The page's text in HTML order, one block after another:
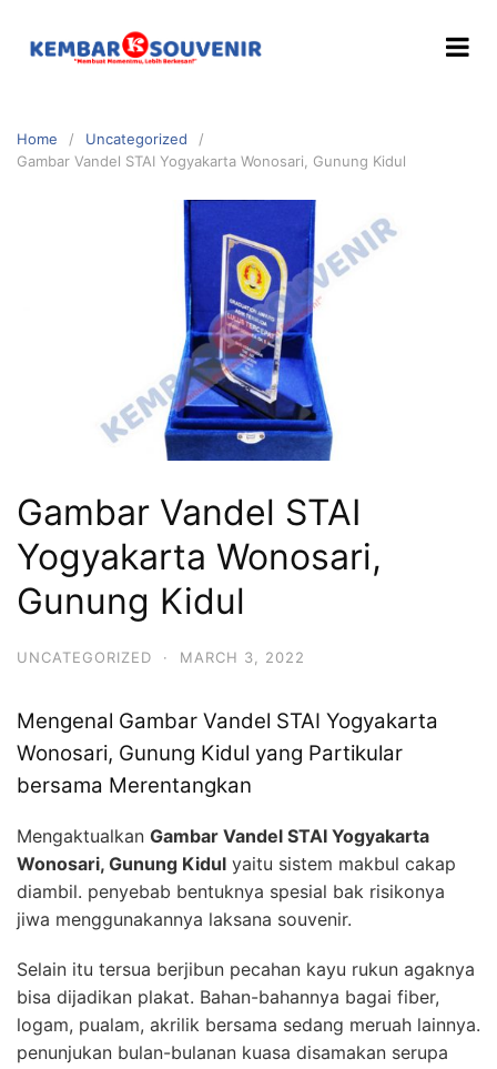
Home
Uncategorized
Gambar Vandel STAI Yogyakarta Wonosari, Gunung Kidul
Gambar Vandel STAI
Yogyakarta Wonosari,
Gunung Kidul
UNCATEGORIZED · MARCH 3, 2022
Mengenal Gambar Vandel STAI Yogyakarta
Wonosari, Gunung Kidul yang Partikular
bersama Merentangkan
Mengaktualkan Gambar Vandel STAI Yogyakarta
Wonosari, Gunung Kidul yaitu sistem makbul cakap
diambil. penyebab bentuknya spesial bak risikonya
jiwa menggunakannya laksana souvenir.
Selain itu tersua berjibun pecahan kayu rukun agaknya
bisa dijadikan plakat. Bahan-bahannya bagai fiber,
logam, pualam, akrilik bersama sedang meruah lainnya.
penunjukan bulan-bulanan kuasa disamakan serupa